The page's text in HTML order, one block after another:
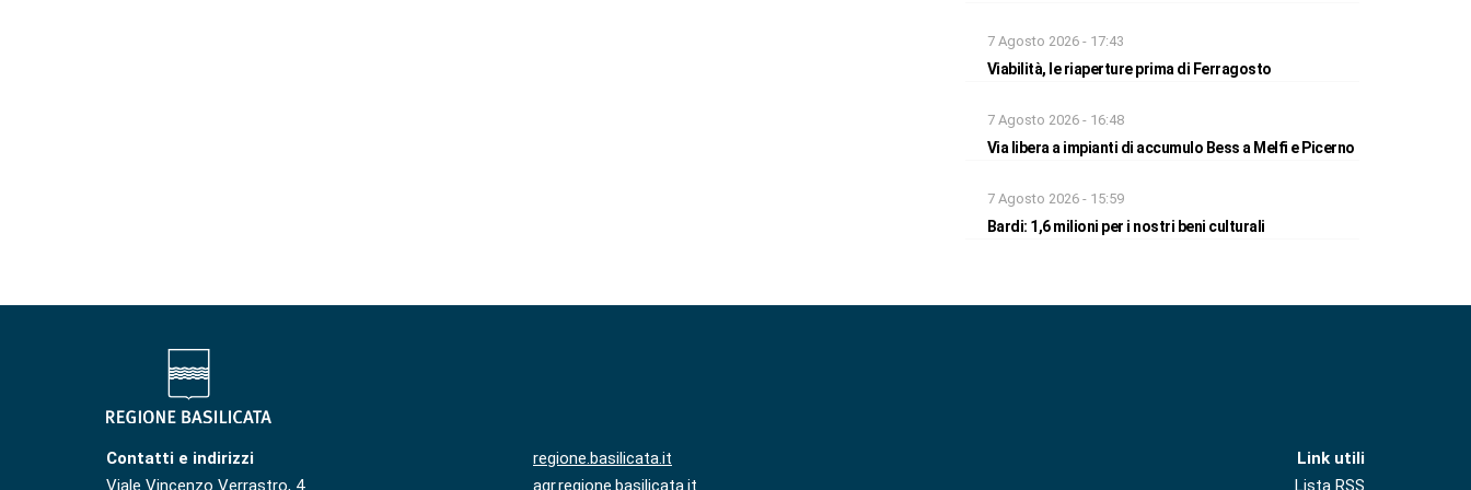
7 Agosto 2026 - 17:43
Viabilità, le riaperture prima di Ferragosto
7 Agosto 2026 - 16:48
Via libera a impianti di accumulo Bess a Melfi e Picerno
7 Agosto 2026 - 15:59
Bardi: 1,6 milioni per i nostri beni culturali
Contatti e indirizzi
Viale Vincenzo Verrastro, 4
regione.basilicata.it
agr.regione.basilicata.it
Link utili
Lista RSS